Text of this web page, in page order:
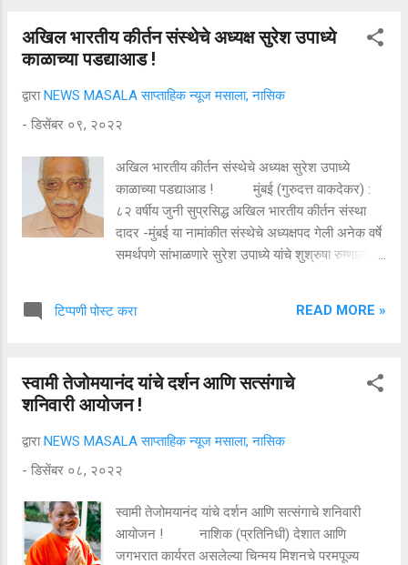
उद्योगासाठी तयार करण्याच्या दिशेने एक पाऊल आहे जी
काळाची गरज आहे, असे विचार प्रतिष्ठानचे सरचिटणीस
अखिल भारतीय कीर्तन संस्थेचे अध्यक्ष सुरेश उपाध्ये
काळाच्या पडद्याआड !
द्वाराNEWS MASALA साप्ताहिक न्यूज मसाला, नासिक
- डिसेंबर ०९, २०२२
अखिल भारतीय कीर्तन संस्थेचे अध्यक्ष सुरेश उपाध्ये
काळाच्या पडद्याआड ! मुंबई (गुरुदत्त वाकदेकर) :
८२ वर्षीय जुनी सुप्रसिद्ध अखिल भारतीय कीर्तन संस्था
दादर -मुंबई या नामांकीत संस्थेचे अध्यक्षपद गेली अनेक वर्षे
समर्थपणे सांभाळणारे सुरेश उपाध्ये यांचे शुश्रुषा रुग्णालयात
संस्थेला दिला.कीर्तनसंस्थेचा आर्थिक तसेच सर्व प्रकारचा
शेवटपर्यंत एकाच लयीत , एका ओळीत सुबक पणे सर
लिहीत. आजपर्यंत अनेक कीर्तनकार घडवण्यात तसेच कीर्तन
सुद्धा कीर्तन संस्थेचाच विचार त्यांच्या मनात होता. संस्थेच्या
आणि त्यांच्याशी निगडित संस्थाच्या वतीने २० डिसेंबर रोजी
आयोजन केले असल्याचं प्रमुख विश्वस्त रवींद्र आवटी
यांनी सांगितले
टिप्पणी पोस्ट करा READ MORE »
स्वामी तेजोमयानंद यांचे दर्शन आणि सत्संगाचे
शनिवारी आयोजन !
द्वाराNEWS MASALA साप्ताहिक न्यूज मसाला, नासिक
- डिसेंबर ०८, २०२२
स्वामी तेजोमयानंद यांचे दर्शन आणि सत्संगाचे शनिवारी
आयोजन ! नाशिक (प्रतिनिधी) देशात आणि
जगभरात कार्यरत असलेल्या चिन्मय मिशनचे परमपूज्य